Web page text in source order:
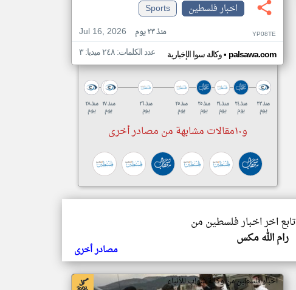
اخبار فلسطين
Sports
Jul 16, 2026
منذ ٢٣ يوم YP08TE
وكالة سوا الإخبارية• palsawa.com عدد الكلمات: ٢٤٨ ميديا: ٣
منذ ٢٨
يوم
منذ ٢٧
يوم
منذ ٢٦
يوم
منذ ٢٥
يوم
منذ ٢٥
يوم
منذ ٢٤
يوم
منذ ٢٤
يوم
منذ ٢٣
يوم
و١٠مقالات مشابهة من مصادر أخرى
تابع اخر اخبار فلسطين من
رام الله مكس
مصادر أخرى
اخبار فلسطين من وكالة شهاب للأنباء